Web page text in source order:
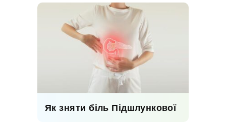
Як зняти біль Підшлункової